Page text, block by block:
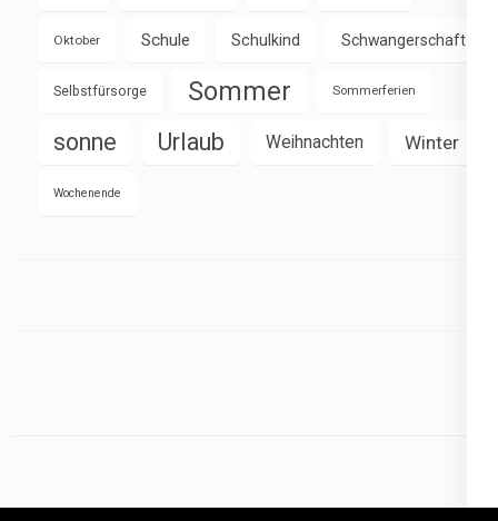
Oktober Schule Schulkind Schwangerschaft
Selbstfürsorge Sommer Sommerferien
sonne Urlaub Weihnachten Winter
Wochenende